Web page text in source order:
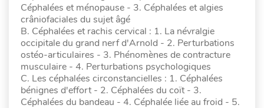
Céphalées et ménopause - 3. Céphalées et algies
crâniofaciales du sujet âgé
B. Céphalées et rachis cervical : 1. La névralgie
occipitale du grand nerf d'Arnold - 2. Perturbations
ostéo-articulaires - 3. Phénomènes de contracture
musculaire - 4. Perturbations psychologiques
C. Les céphalées circonstancielles : 1. Céphalées
bénignes d'effort - 2. Céphalées du coït - 3.
Céphalées du bandeau - 4. Céphalée liée au froid - 5.